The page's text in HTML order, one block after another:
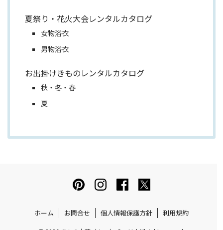
夏祭り・花火大会レンタルカタログ
女物浴衣
男物浴衣
お出掛けきものレンタルカタログ
秋・冬・春
夏
ホーム お問合せ 個人情報保護方針 利用規約